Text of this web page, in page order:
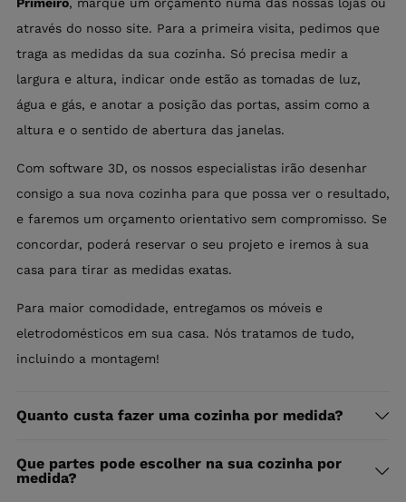
através do nosso site. Para a primeira visita, pedimos que
traga as medidas da sua cozinha. Só precisa medir a
largura e altura, indicar onde estão as tomadas de luz,
água e gás, e anotar a posição das portas, assim como a
altura e o sentido de abertura das janelas.
Com software 3D, os nossos especialistas irão desenhar
consigo a sua nova cozinha para que possa ver o resultado,
e faremos um orçamento orientativo sem compromisso. Se
concordar, poderá reservar o seu projeto e iremos à sua
casa para tirar as medidas exatas.
Para maior comodidade, entregamos os móveis e
eletrodomésticos em sua casa. Nós tratamos de tudo,
incluindo a montagem!
Quanto custa fazer uma cozinha por medida?
Que partes pode escolher na sua cozinha por
medida?